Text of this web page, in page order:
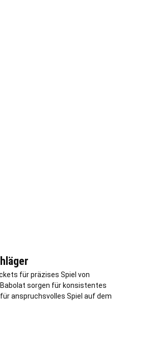
für präzises Spiel von
Babolat sorgen für konsistentes
anspruchsvolles Spiel auf dem